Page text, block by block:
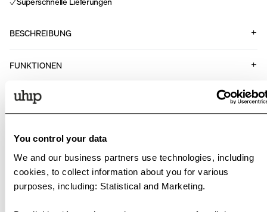
You control your data
We and our business partners use technologies, including
cookies, to collect information about you for various
purposes, including: Statistical and Marketing.
BESCHREIBUNG
FUNKTIONEN
Art Nr..729999
#uhipwear
Tag your pictures wearing Uhip with @uhipwear or